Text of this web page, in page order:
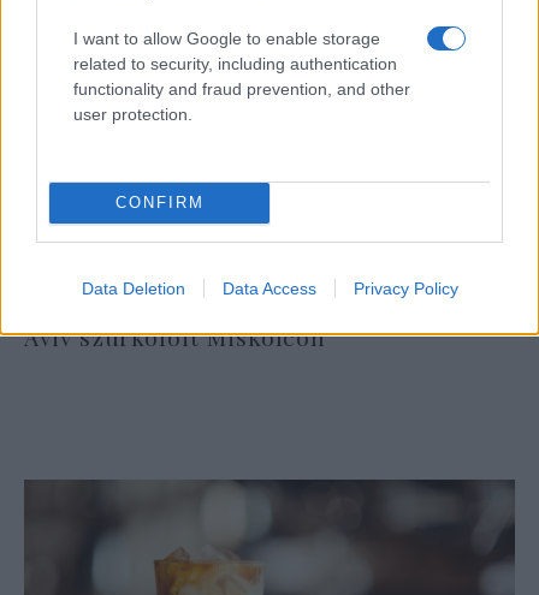
I want to allow Google to enable storage
related to security, including authentication
functionality and fraud prevention, and other
user protection.
CONFIRM
Data Deletion Data Access Privacy Policy
Óriási meglepetés várta a Hapoel Tel-
Aviv szurkolóit Miskolcon